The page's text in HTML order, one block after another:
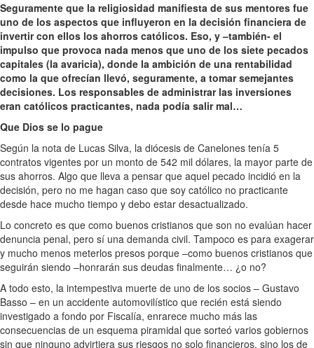
Seguramente que la religiosidad manifiesta de sus mentores fue
uno de los aspectos que influyeron en la decisión financiera de
invertir con ellos los ahorros católicos. Eso, y –también- el
impulso que provoca nada menos que uno de los siete pecados
capitales (la avaricia), donde la ambición de una rentabilidad
como la que ofrecían llevó, seguramente, a tomar semejantes
decisiones. Los responsables de administrar las inversiones
eran católicos practicantes, nada podía salir mal…
Que Dios se lo pague
Según la nota de Lucas Silva, la diócesis de Canelones tenía 5
contratos vigentes por un monto de 542 mil dólares, la mayor parte de
sus ahorros. Algo que lleva a pensar que aquel pecado incidió en la
decisión, pero no me hagan caso que soy católico no practicante
desde hace mucho tiempo y debo estar desactualizado.
Lo concreto es que como buenos cristianos que son no evalúan hacer
denuncia penal, pero sí una demanda civil. Tampoco es para exagerar
y mucho menos meterlos presos porque –como buenos cristianos que
seguirán siendo –honrarán sus deudas finalmente… ¿o no?
A todo esto, la intempestiva muerte de uno de los socios – Gustavo
Basso – en un accidente automovilístico que recién está siendo
investigado a fondo por Fiscalía, enrarece mucho más las
consecuencias de un esquema piramidal que sorteó varios gobiernos
sin que ninguno advirtiera sus riesgos no solo financieros, sino los de